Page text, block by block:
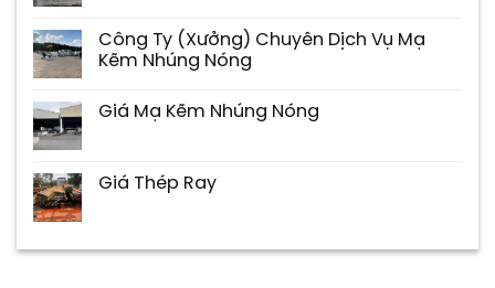
Công Ty (Xưởng) Chuyên Dịch Vụ Mạ
Kẽm Nhúng Nóng
Giá Mạ Kẽm Nhúng Nóng
Giá Thép Ray